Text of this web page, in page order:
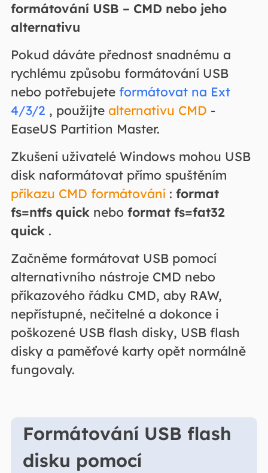
formátování USB – CMD nebo jeho
alternativu
Pokud dáváte přednost snadnému a
rychlému způsobu formátování USB
nebo potřebujete formátovat na Ext
4/3/2 , použijte alternativu CMD -
EaseUS Partition Master.
Zkušení uživatelé Windows mohou USB
disk naformátovat přímo spuštěním
příkazu CMD formátování: format
fs=ntfs quicknebo format fs=fat32
quick.
Začněme formátovat USB pomocí
alternativního nástroje CMD nebo
příkazového řádku CMD, aby RAW,
nepřístupné, nečitelné a dokonce i
poškozené USB flash disky, USB flash
disky a paměťové karty opět normálně
fungovaly.
Formátování USB flash
disku pomocí